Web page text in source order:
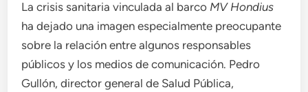
La crisis sanitaria vinculada al barco MV Hondius
ha dejado una imagen especialmente preocupante
sobre la relación entre algunos responsables
públicos y los medios de comunicación. Pedro
Gullón, director general de Salud Pública,